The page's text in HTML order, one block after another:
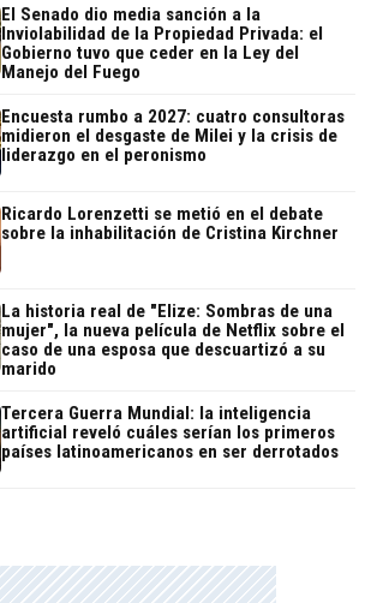
El Senado dio media sanción a la
Inviolabilidad de la Propiedad Privada: el
Gobierno tuvo que ceder en la Ley del
Manejo del Fuego
Encuesta rumbo a 2027: cuatro consultoras
midieron el desgaste de Milei y la crisis de
liderazgo en el peronismo
Ricardo Lorenzetti se metió en el debate
sobre la inhabilitación de Cristina Kirchner
La historia real de "Elize: Sombras de una
mujer", la nueva película de Netflix sobre el
caso de una esposa que descuartizó a su
marido
Tercera Guerra Mundial: la inteligencia
artificial reveló cuáles serían los primeros
países latinoamericanos en ser derrotados